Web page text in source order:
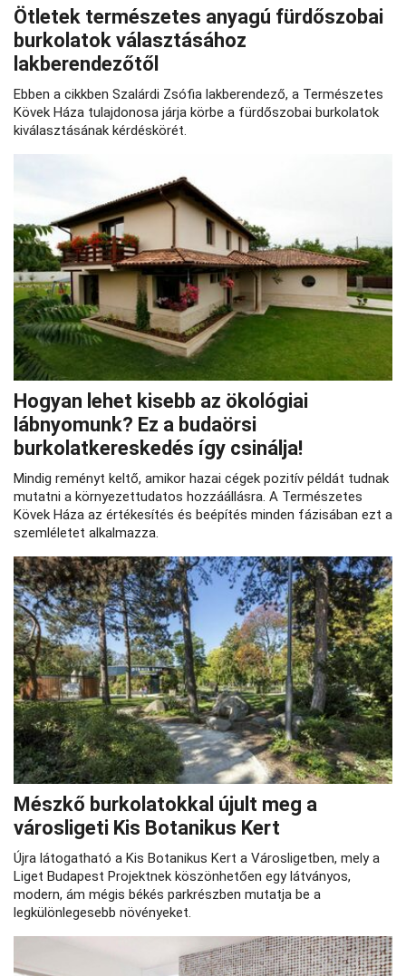
Ötletek természetes anyagú fürdőszobai
burkolatok választásához
lakberendezőtől
Ebben a cikkben Szalárdi Zsófia lakberendező, a Természetes
Kövek Háza tulajdonosa járja körbe a fürdőszobai burkolatok
kiválasztásának kérdéskörét.
Hogyan lehet kisebb az ökológiai
lábnyomunk? Ez a budaörsi
burkolatkereskedés így csinálja!
Mindig reményt keltő, amikor hazai cégek pozitív példát tudnak
mutatni a környezettudatos hozzáállásra. A Természetes
Kövek Háza az értékesítés és beépítés minden fázisában ezt a
szemléletet alkalmazza.
Mészkő burkolatokkal újult meg a
városligeti Kis Botanikus Kert
Újra látogatható a Kis Botanikus Kert a Városligetben, mely a
Liget Budapest Projektnek köszönhetően egy látványos,
modern, ám mégis békés parkrészben mutatja be a
legkülönlegesebb növényeket.